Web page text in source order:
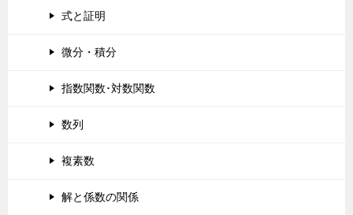
式と証明
微分・積分
指数関数･対数関数
数列
複素数
解と係数の関係